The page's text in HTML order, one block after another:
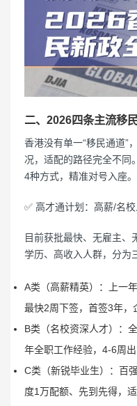
二、2026四条主流移
香港没有单一“移民通道”
况，适配的路径完全不同
4种方式，精准对号入座。
✅ 高才通计划：高薪/名
目前获批最快、无雇主、
学历、高收入人群，分为
A类（高薪精英）：上一
最快2周下签，首签3年，
B类（名校资深人才）：
年全职工作经验，4-6周
C类（新锐毕业生）：百
度1万配额、先到先得，